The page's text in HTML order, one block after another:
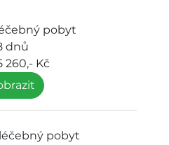
pobyt
dnů
260,- Kč
pobyt